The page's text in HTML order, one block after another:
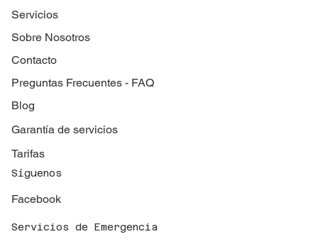
Servicios
Sobre Nosotros
Contacto
Preguntas Frecuentes - FAQ
Blog
Garantía de servicios
Tarifas
Síguenos
Facebook
Servicios de Emergencia